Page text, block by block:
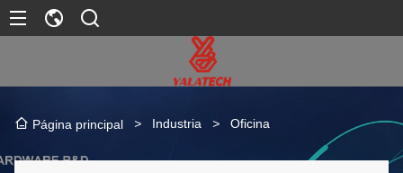
Página principal > Industria > Oficina